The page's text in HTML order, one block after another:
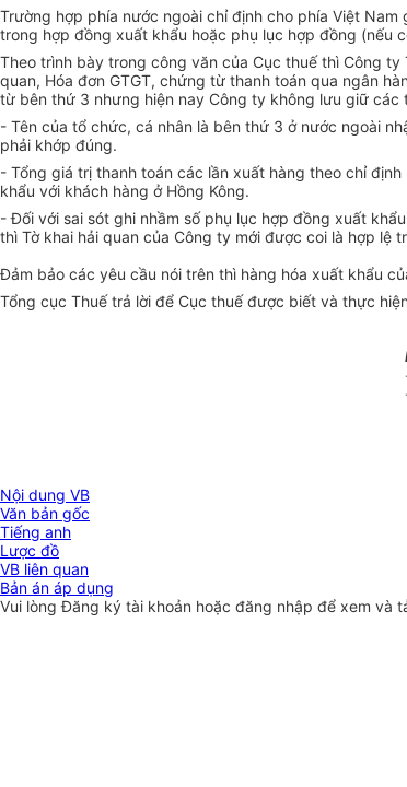
Trường hợp phía nước ngoài chỉ định cho phía Việt
trong hợp đồng xuất khẩu hoặc phụ lục hợp đồng (nếu
Theo trình bày trong công văn của Cục thuế thì Công
quan, Hóa đơn GTGT, chứng từ thanh toán qua ngân
từ bên thứ 3 nhưng hiện nay Công ty không lưu giữ các
- Tên của tổ chức, cá nhân là bên thứ 3 ở nước ngoài
phải khớp đúng.
- Tổng giá trị thanh toán các lần xuất hàng theo chỉ
khẩu với khách hàng ở Hồng Kông.
- Đối với sai sót ghi nhầm số phụ lục hợp đồng xuất
thì Tờ khai hải quan của Công ty mới được coi là hợp lệ
Đảm bảo các yêu cầu nói trên thì hàng hóa xuất khẩu
Tổng cục Thuế trả lời để Cục thuế được biết và thực
Nội dung VB
Văn bản gốc
Tiếng anh
Lược đồ
VB liên quan
Bản án áp dụng
Vui lòngĐăng ký tài khoản hoặc đăng nhập để xem và